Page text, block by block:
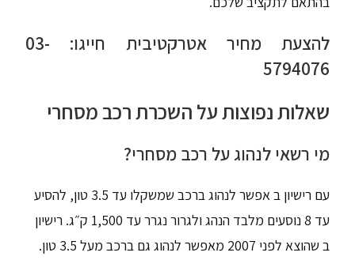
להצעת מחיר אטרקטיבית חייגו: 03-
5794076
שאלות נפוצות על השכרת רכב מסחרי
מי רשאי לנהוג על רכב מסחרי?
עם רישיון ב אפשר לנהוג ברכב שמשקלו עד 3.5 טון, להסיע
עד 8 נוסעים מלבד הנהג ולגרור נגרר עד 1,500 ק״ג. רישיון
ב שהוצא לפני 2007 מאפשר לנהוג גם ברכב מעל 3.5 טון.